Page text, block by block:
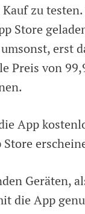
zu
Store
erst
Preis von
App
Geräten,
die App